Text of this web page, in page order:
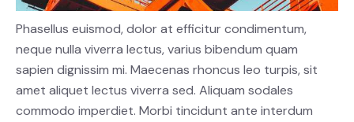
Phasellus euismod, dolor at efficitur condimentum,
neque nulla viverra lectus, varius bibendum quam
sapien dignissim mi. Maecenas rhoncus leo turpis, sit
amet aliquet lectus viverra sed. Aliquam sodales
commodo imperdiet. Morbi tincidunt ante interdum